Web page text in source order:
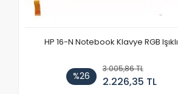
HP 16-N Notebook Klavye RGB Işıklı
%26
3.005,86 TL
2.226,35 TL